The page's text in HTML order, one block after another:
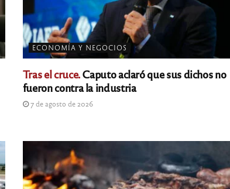
ECONOMÍA Y NEGOCIOS
Tras el cruce.Caputo aclaró que sus dichos no
fueron contra la industria
7 de agosto de 2026